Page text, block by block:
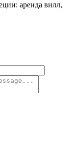
аренда вилл,